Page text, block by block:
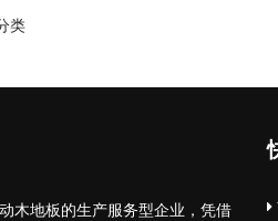
类
木地板的生产服务型企业，凭借